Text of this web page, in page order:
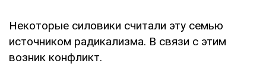
Некоторые силовики считали эту семью
источником радикализма. В связи с этим
возник конфликт.